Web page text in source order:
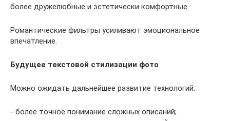
более дружелюбные и эстетически комфортные.
Романтические фильтры усиливают эмоциональное
впечатление.
Будущее текстовой стилизации фото
Можно ожидать дальнейшее развитие технологий:
- более точное понимание сложных описаний;